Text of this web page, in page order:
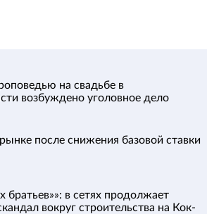
на свадьбе в
возбуждено уголовное дело
после снижения базовой ставки
братьев»»: в сетях продолжает
вокруг строительства на Кок-